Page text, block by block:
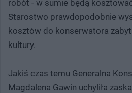
robót - w sumie będą
Starostwo prawdopodobnie
kosztów do konserwatora
kultury.
Jakiś czas temu Generalna
Magdalena Gawin uchyliła